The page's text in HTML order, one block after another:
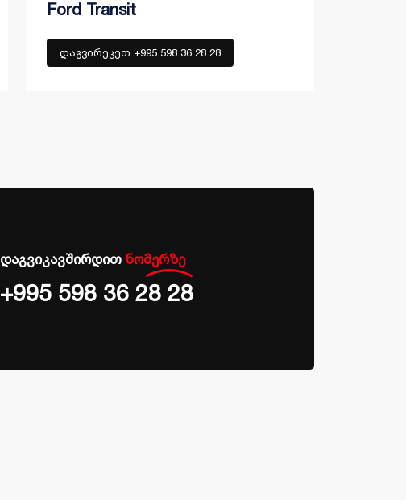
Ford Transit
დაგვირეკეთ +995 598 36 28 28
დაგვიკავშირდით ნომერზე
+995 598 36 28 28